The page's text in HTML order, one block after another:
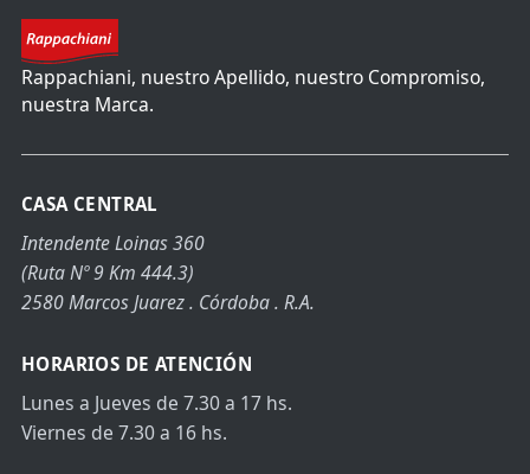
Rappachiani, nuestro Apellido, nuestro Compromiso,
nuestra Marca.
CASA CENTRAL
Intendente Loinas 360
(Ruta Nº 9 Km 444.3)
2580 Marcos Juarez . Córdoba . R.A.
HORARIOS DE ATENCIÓN
Lunes a Jueves de 7.30 a 17 hs.
Viernes de 7.30 a 16 hs.